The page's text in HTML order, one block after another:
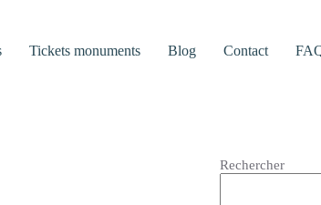
Tickets monuments Blog Contact
Rechercher